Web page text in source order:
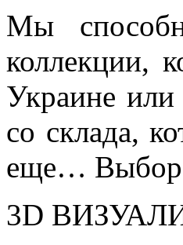
Мы
коллекции,
Украине или
со склада,
еще… Выбор
3D